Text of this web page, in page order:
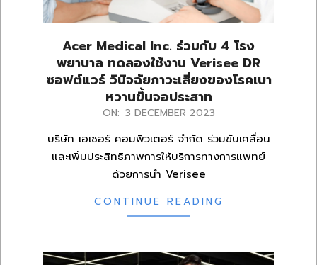
Acer Medical Inc. ร่วมกับ 4 โรง
พยาบาล ทดลองใช้งาน Verisee DR
ซอฟต์แวร์ วินิจฉัยภาวะเสี่ยงของโรคเบา
หวานขึ้นจอประสาท
ON: 3 DECEMBER 2023
บริษัท เอเซอร์ คอมพิวเตอร์ จำกัด ร่วมขับเคลื่อน
และเพิ่มประสิทธิภาพการให้บริการทางการแพทย์
ด้วยการนำ Verisee
CONTINUE READING